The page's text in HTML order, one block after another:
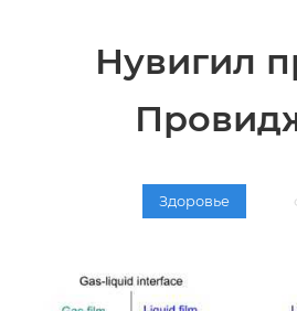
Нувигил
Здоровье